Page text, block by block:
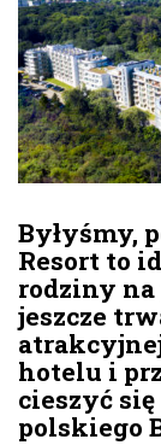
Byłyśmy,
Resort to
rodziny na
jeszcze
hotelu i
cieszyć
polskiego